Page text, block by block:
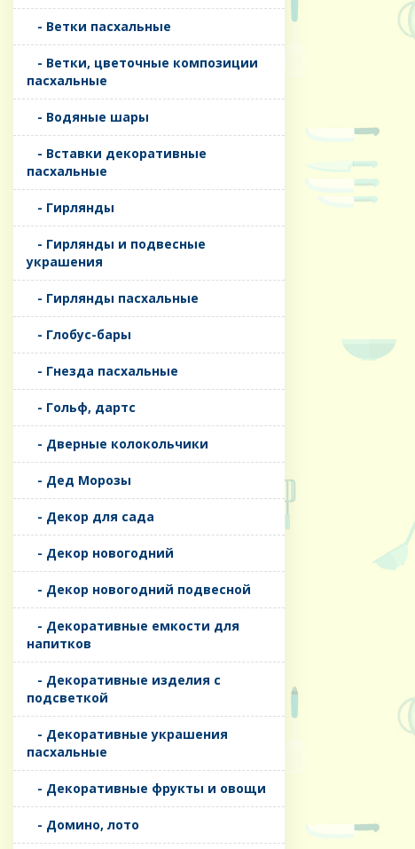
- Ветки пасхальные
- Ветки, цветочные композиции
пасхальные
- Водяные шары
- Вставки декоративные
пасхальные
- Гирлянды
- Гирлянды и подвесные
украшения
- Гирлянды пасхальные
- Глобус-бары
- Гнезда пасхальные
- Гольф, дартс
- Дверные колокольчики
- Дед Морозы
- Декор для сада
- Декор новогодний
- Декор новогодний подвесной
- Декоративные емкости для
напитков
- Декоративные изделия с
подсветкой
- Декоративные украшения
пасхальные
- Декоративные фрукты и овощи
- Домино, лото